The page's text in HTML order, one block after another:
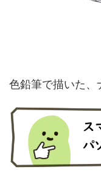
色鉛筆で描いた、